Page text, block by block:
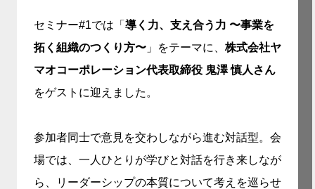
セミナー#1では「 導く力、支え合う力 〜事業を
拓く組織のつくり方〜 」をテーマに、 株式会社ヤ
マオコーポレーション代表取締役 鬼澤 慎人さん
をゲストに迎えました。
参加者同士で意見を交わしながら進む対話型。会
場では、一人ひとりが学びと対話を行き来しなが
ら、リーダーシップの本質について考えを巡らせ